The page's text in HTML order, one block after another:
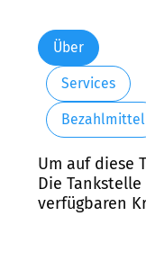
Über
Services
Bezahlmittel
Um auf diese
Die
verfügbaren